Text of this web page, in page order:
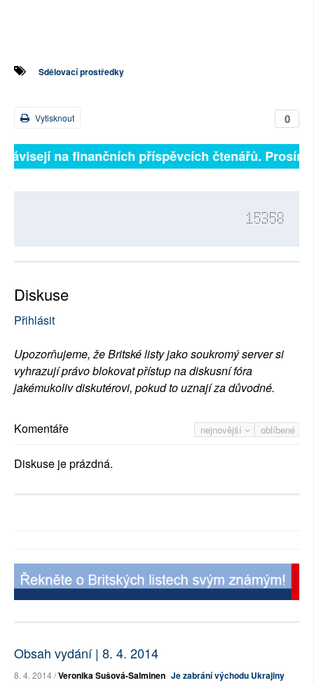
Sdělovací prostředky
0
Vytisknout
na finančních příspěvcích čtenářů.
15358
Diskuse
Přihlásit
Upozorňujeme, že Britské listy jako soukromý server si
vyhrazují právo blokovat přístup na diskusní fóra
jakémukoliv diskutérovi, pokud to uznají za důvodné.
nejnovější oblíbené
Komentáře
Diskuse je prázdná.
Obsah vydání | 8. 4. 2014
8. 4. 2014 /Veronika Sušová-Salminen Je zabrání východu Ukrajiny